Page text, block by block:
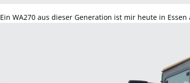
Ein WA270 aus dieser Generation ist mir heute in